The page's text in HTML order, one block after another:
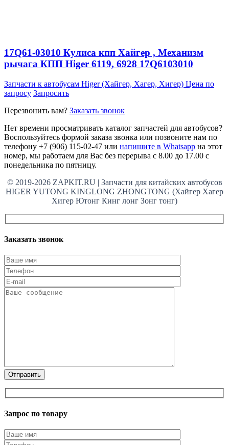
17Q61-03010 Кулиса кпп Хайгер , Механизм
рычага КПП Higer 6119, 6928 17Q6103010
Запчасти к автобусам Higer (Хайгер, Хагер, Хигер) Цена по
запросу Запросить
Перезвонить вам? Заказать звонок
Нет времени просматривать каталог запчастей для автобусов?
Воспользуйтесь формой заказа звонка или позвоните нам по
телефону +7 (906) 115-02-47 или напишите в Whatsapp на этот
номер, мы работаем для Вас без перерыва с 8.00 до 17.00 с
понедельника по пятницу.
© 2019-2026 ZAPKIT.RU | Запчасти для китайских автобусов
HIGER YUTONG KINGLONG ZHONGTONG (Хайгер Хагер
Хигер Ютонг Кинг лонг Зонг тонг)
Заказать звонок
Запрос по товару